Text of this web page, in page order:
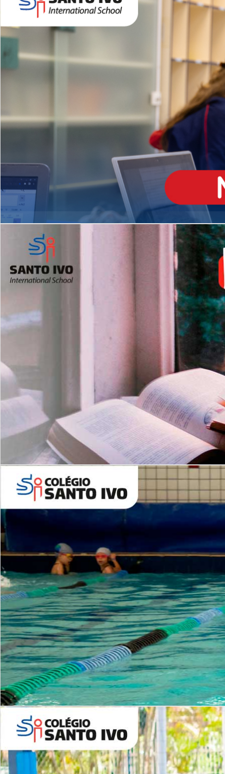
Matrículas Abertas 2026
Leituras Literárias
Período Integral | Saiba mais
EDUCAÇÃO INFANTIL
Inglês todos os dias
MÉDIO
igh School
Dupla Diplomação
2º AO 5º ANO FUNDAMENTAL
es
Com imersão Bilingue - Anos
Finais
6º AO 9º ANO FUNDAMENTAL
Inglês: Turmas Reduzidas
(Proficiência)
ALUNOS NOVOS
Entre em Contato
INSTITUCIONAL